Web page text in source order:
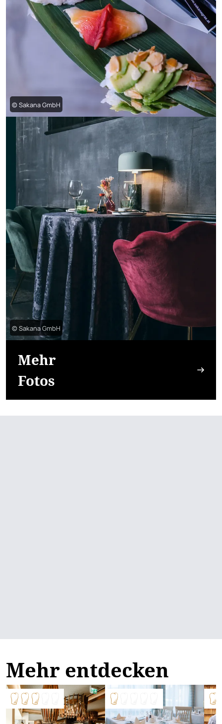
© Sakana GmbH
© Sakana GmbH
Mehr
Fotos
Mehr entdecken